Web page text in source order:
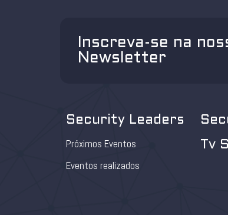
Inscreva-se na
Newsletter
Security Leaders
Próximos Eventos
Eventos realizados
Tv